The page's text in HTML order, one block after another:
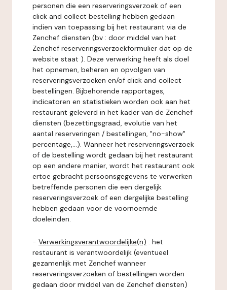
personen die een reserveringsverzoek of een
click and collect bestelling hebben gedaan
indien van toepassing bij het restaurant via de
Zenchef diensten (bv : door middel van het
Zenchef reserveringsverzoekformulier dat op de
website staat ). Deze verwerking heeft als doel
het opnemen, beheren en opvolgen van
reserveringsverzoeken en/of click and collect
bestellingen. Bijbehorende rapportages,
indicatoren en statistieken worden ook aan het
restaurant geleverd in het kader van de Zenchef
diensten (bezettingsgraad, evolutie van het
aantal reserveringen / bestellingen, "no-show"
percentage,...). Wanneer het reserveringsverzoek
of de bestelling wordt gedaan bij het restaurant
op een andere manier, wordt het restaurant ook
ertoe gebracht persoonsgegevens te verwerken
betreffende personen die een dergelijk
reserveringsverzoek of een dergelijke bestelling
hebben gedaan voor de voornoemde
doeleinden.
- Verwerkingsverantwoordelijke(n) : het
restaurant is verantwoordelijk (eventueel
gezamenlijk met Zenchef wanneer
reserveringsverzoeken of bestellingen worden
gedaan door middel van de Zenchef diensten)